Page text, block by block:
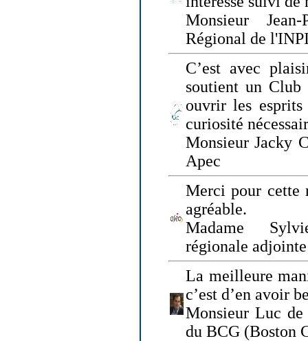
Monsieur
Régional de
C’est avec
soutient un Club
ouvrir les
curiosité
Monsieur Jacky
Apec
Merci pour cette
agréable.
Madame
régionale
La meilleure
c’est d’en avoir
Monsieur Luc de
du BCG (Boston